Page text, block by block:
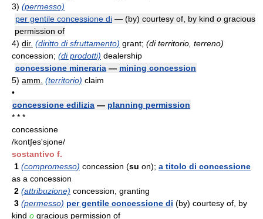
3) (permesso)
per gentile concessione di — (by) courtesy of, by kind o gracious
permission of
4) dir. (diritto di sfruttamento) grant; (di territorio, terreno)
concession; (di prodotti) dealership
concessione mineraria — mining concession
5) amm. (territorio) claim
•
concessione edilizia — planning permission
* * *
concessione
/kont∫es'sjone/
sostantivo f.
1 (compromesso) concession (su on); a titolo di concessione
as a concession
2 (attribuzione) concession, granting
3 (permesso) per gentile concessione di (by) courtesy of, by
kind o gracious permission of